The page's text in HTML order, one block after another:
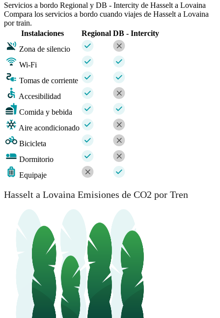
Servicios a bordo Regional y DB - Intercity de Hasselt a Lovaina
Compara los servicios a bordo cuando viajes de Hasselt a Lovaina
por train.
Instalaciones
Regional DB - Intercity
Zona de silencio
Wi-Fi
Tomas de corriente
Accesibilidad
Comida y bebida
Aire acondicionado
Bicicleta
Dormitorio
Equipaje
Hasselt a Lovaina Emisiones de CO2 por Tren